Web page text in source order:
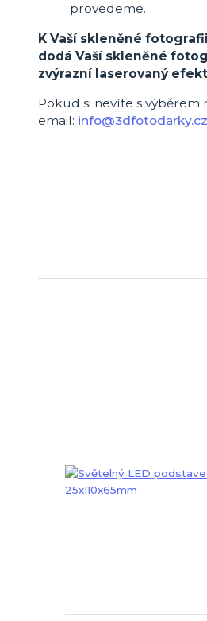
provedeme.
K Vaší skleněné
dodá Vaší skleněné
zvýrazní laserovaný
Pokud si nevíte s výběrem
email: info@3dfotodarky.cz